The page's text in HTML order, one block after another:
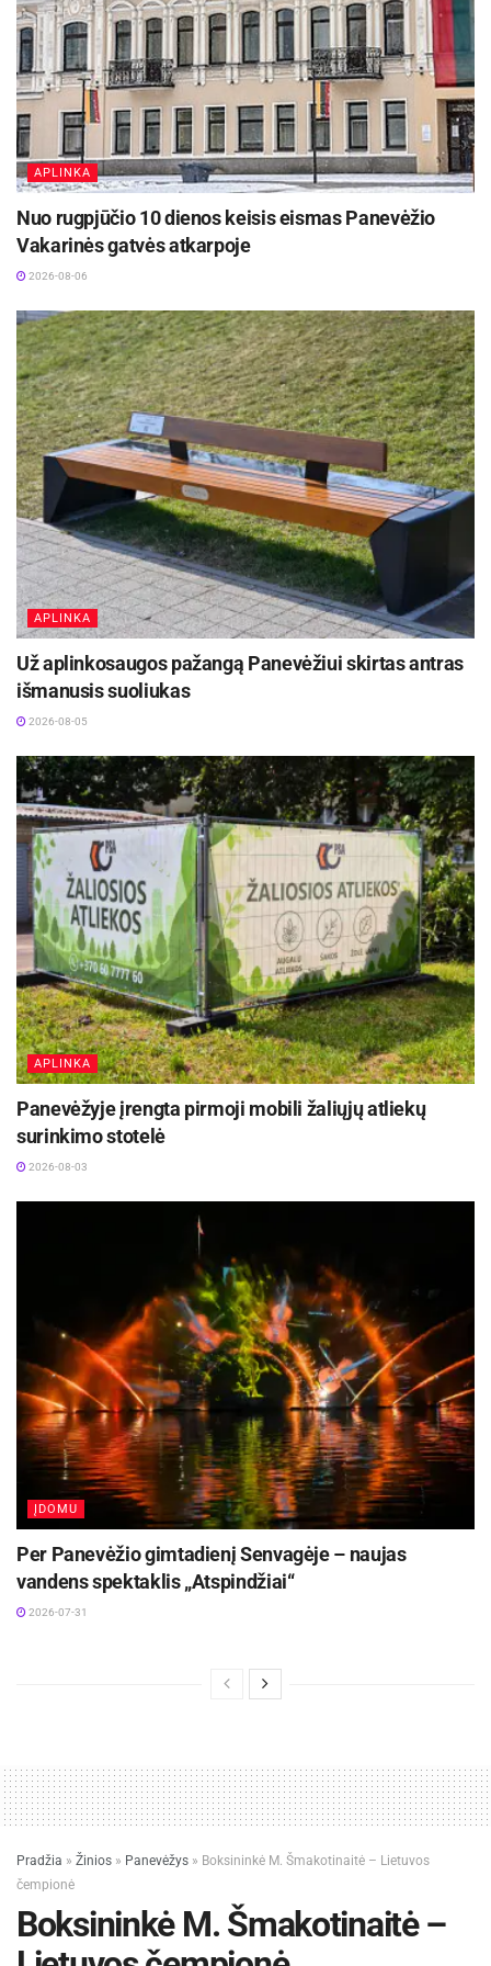
Žymos: Panevėžio miesto savivaldybė
APLINKA
Nuo rugpjūčio 10 dienos keisis eismas Panevėžio
Vakarinės gatvės atkarpoje
2026-08-06
APLINKA
Už aplinkosaugos pažangą Panevėžiui skirtas antras
išmanusis suoliukas
2026-08-05
APLINKA
Panevėžyje įrengta pirmoji mobili žaliųjų atliekų
surinkimo stotelė
2026-08-03
ĮDOMU
Per Panevėžio gimtadienį Senvagėje – naujas
vandens spektaklis „Atspindžiai“
2026-07-31
Pradžia » Žinios » Panevėžys » Boksininkė M. Šmakotinaitė – Lietuvos
čempionė
Boksininkė M. Šmakotinaitė –